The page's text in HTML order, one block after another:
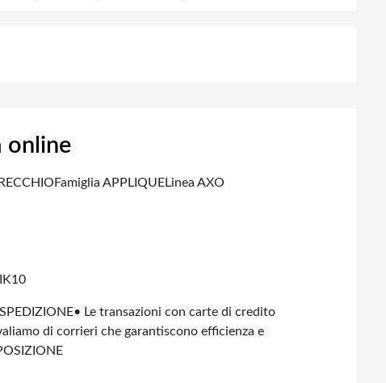
online
Famiglia APPLIQUELinea AXO
• Le transazioni con carte di credito
di corrieri che garantiscono efficienza e